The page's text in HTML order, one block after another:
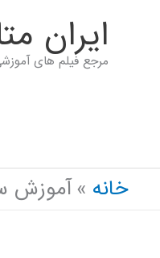
ايران
مرجع فیلم های
خانه آموزش